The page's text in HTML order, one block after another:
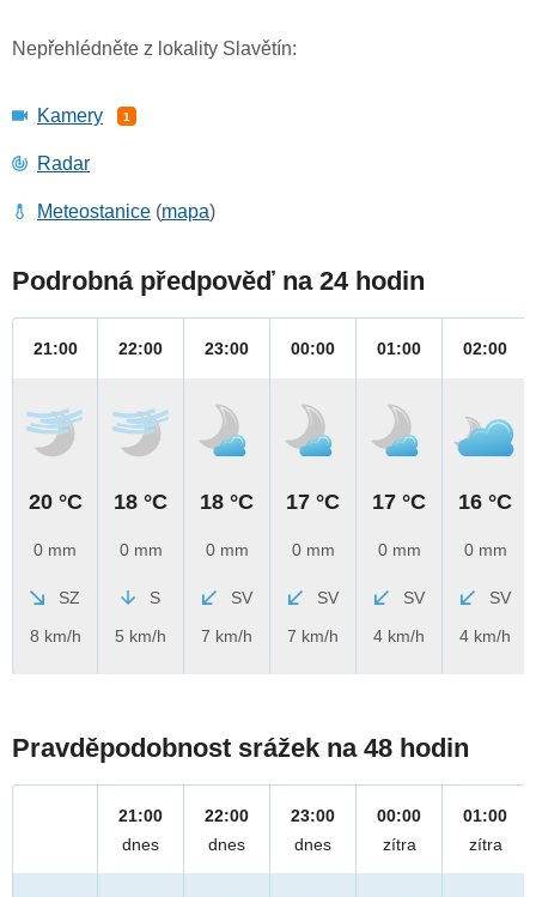
Nepřehlédněte z lokality Slavětín:
Kamery 1
Radar
Meteostanice (mapa)
Podrobná předpověď na 24 hodin
21:00
20 °C
0 mm
SZ
8 km/h
22:00
18 °C
0 mm
S
5 km/h
23:00
18 °C
0 mm
SV
7 km/h
00:00
17 °C
0 mm
SV
7 km/h
01:00
17 °C
0 mm
SV
4 km/h
02:00
16 °C
0 mm
SV
4 km/h
Pravděpodobnost srážek na 48 hodin
21:00
dnes
22:00
dnes
23:00
dnes
00:00
zítra
01:00
zítra